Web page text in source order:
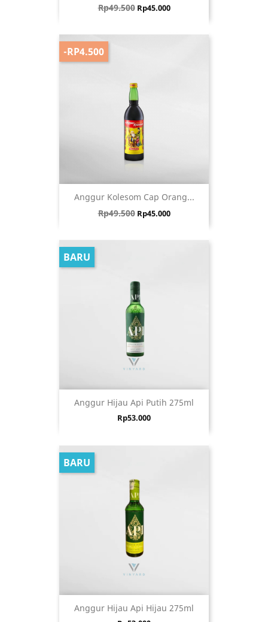
Harga biasa
Rp49.500 Harga
Rp45.000
Anggur Kolesom Cap Orang...
Harga biasa
Rp49.500 Harga
Rp45.000
-RP4.500
Anggur Hijau Api Putih 275ml
Harga
Rp53.000
BARU
Anggur Hijau Api Hijau 275ml
BARU